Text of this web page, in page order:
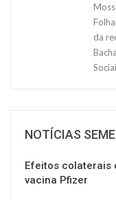
da
NOTÍCIAS
Efeitos colaterais
vacina Pfizer